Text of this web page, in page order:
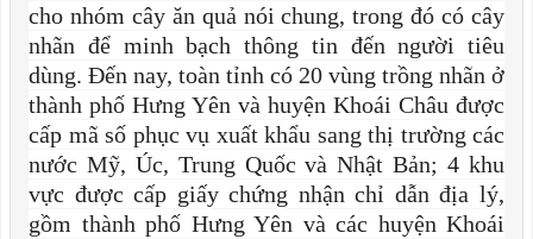
cho nhóm cây ăn quả nói chung, trong đó có cây
nhãn để minh bạch thông tin đến người tiêu
dùng. Đến nay, toàn tỉnh có 20 vùng trồng nhãn ở
thành phố Hưng Yên và huyện Khoái Châu được
cấp mã số phục vụ xuất khẩu sang thị trường các
nước Mỹ, Úc, Trung Quốc và Nhật Bản; 4 khu
vực được cấp giấy chứng nhận chỉ dẫn địa lý,
gồm thành phố Hưng Yên và các huyện Khoái